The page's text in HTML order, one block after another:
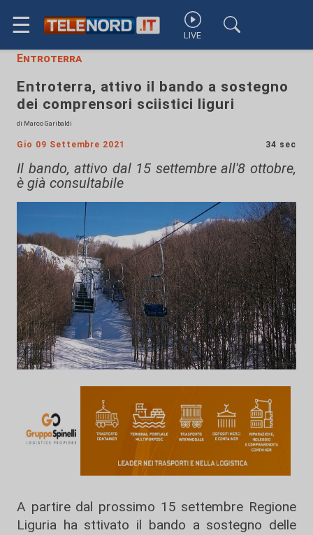
☰ LIVE
Entroterra
Entroterra, attivo il bando a sostegno
dei comprensori sciistici liguri
di Marco Garibaldi
Gio 09 Settembre 2021 34 sec
Il bando, attivo dal 15 settembre all'8 ottobre,
è già consultabile
A partire dal prossimo 15 settembre Regione
Liguria ha sttivato il bando a sostegno delle